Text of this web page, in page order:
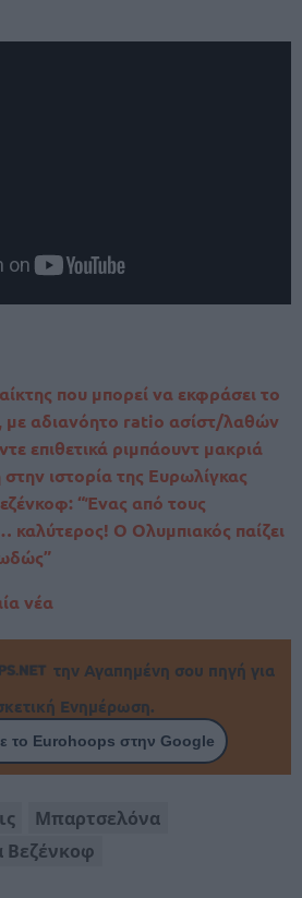
που μπορεί να εκφράσει το
με αδιανόητο ratio ασίστ/λαθών
επιθετικά ριμπάουντ μακριά
ιστορία της Ευρωλίγκας
“Ένας από τους
καλύτερος! Ο Ολυμπιακός παίζει
νέα
την Αγαπημένη σου πηγή για
Ενημέρωση.
το Eurohoops στην Google
Μπαρτσελόνα
Βεζένκοφ